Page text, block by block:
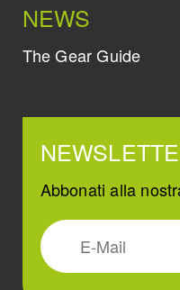
NEWS
The Gear Guide
Abbonati alla